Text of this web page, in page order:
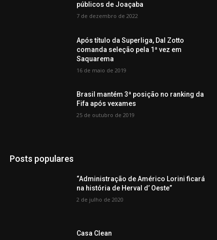
públicos de Joaçaba
7 de dezembro de 2022
Após título da Superliga, Dal Zotto
comanda seleção pela 1ª vez em
Saquarema
16 de maio de 2019
Brasil mantém 3ª posição no ranking da
Fifa após vexames
25 de outubro de 2019
Posts populares
“Administração de Américo Lorini ficará
na história de Herval d’ Oeste”
2 de julho de 2020
Casa Clean